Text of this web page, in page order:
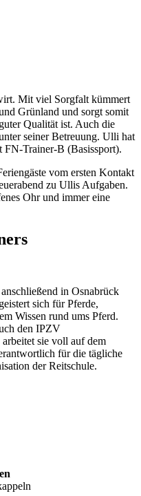
Mit viel Sorgfalt kümmert
Grünland und sorgt somit
Qualität ist. Auch die
seiner Betreuung. Ulli hat
FN-Trainer-B (Basissport).
vom ersten Kontakt
zu Ullis Aufgaben.
Ohr und immer eine
in Osnabrück
sich für Pferde,
Wissen rund ums Pferd.
den IPZV
sie voll auf dem
für die tägliche
der Reitschule.